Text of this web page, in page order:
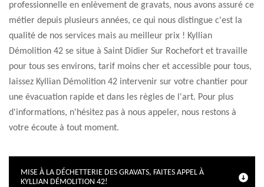
professionnelle en enlèvement de gravats, nous avons assuré ce
métier depuis plusieurs années, ce qui nous distingue c'est la
qualité de nos services mais au meilleur prix ! Kyllian
Démolition 42 se situe à Saint Didier Sur Rochefort et travaille
pour tous ses environs, tarif moins cher et accessible pour tous,
laissez Kyllian Démolition 42 intervenir sur votre chantier pour
une évacuation rapide et dans les règles de l'art. Pour plus
d'informations, n'hésitez pas à nous appeler, nous restons à
votre écoute à tout moment.
MISE À LA DÉCHETTERIE DES GRAVATS, FAITES APPEL À
KYLLIAN DÉMOLITION 42!